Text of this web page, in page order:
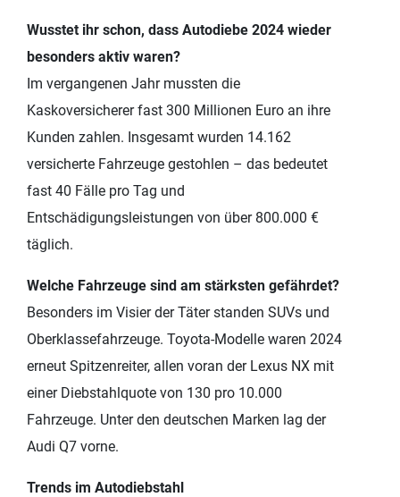
Wusstet ihr schon, dass Autodiebe 2024 wieder
besonders aktiv waren?
Im vergangenen Jahr mussten die
Kaskoversicherer fast 300 Millionen Euro an ihre
Kunden zahlen. Insgesamt wurden 14.162
versicherte Fahrzeuge gestohlen – das bedeutet
fast 40 Fälle pro Tag und
Entschädigungsleistungen von über 800.000 €
täglich.
Welche Fahrzeuge sind am stärksten gefährdet?
Besonders im Visier der Täter standen SUVs und
Oberklassefahrzeuge. Toyota-Modelle waren 2024
erneut Spitzenreiter, allen voran der Lexus NX mit
einer Diebstahlquote von 130 pro 10.000
Fahrzeuge. Unter den deutschen Marken lag der
Audi Q7 vorne.
Trends im Autodiebstahl